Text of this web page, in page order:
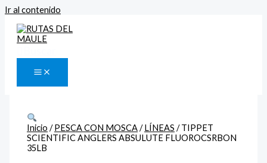
Ir al contenido
Inicio /PESCA CON MOSCA/LÍNEAS / TIPPET
SCIENTIFIC ANGLERS ABSULUTE FLUOROCSRBON
35LB